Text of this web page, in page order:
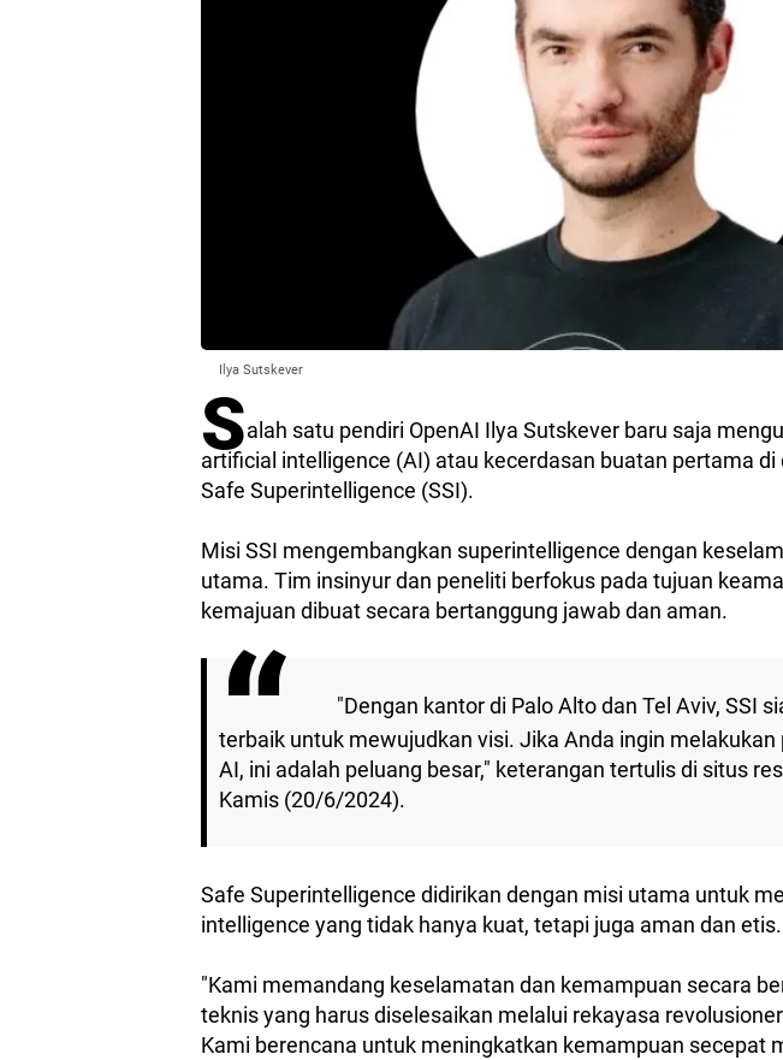
Ilya Sutskever
Salah satu pendiri OpenAI Ilya Sutskever baru saja
artificial intelligence (AI) atau kecerdasan buatan pertama
Safe Superintelligence (SSI).
Misi SSI mengembangkan superintelligence dengan
utama. Tim insinyur dan peneliti berfokus pada tujuan
kemajuan dibuat secara bertanggung jawab dan aman.
"Dengan kantor di Palo Alto dan Tel Aviv, SSI
terbaik untuk mewujudkan visi. Jika Anda ingin melakukan
AI, ini adalah peluang besar," keterangan tertulis di situs
Kamis (20/6/2024).
Safe Superintelligence didirikan dengan misi utama untuk
intelligence yang tidak hanya kuat, tetapi juga aman dan etis.
"Kami memandang keselamatan dan kemampuan secara
teknis yang harus diselesaikan melalui rekayasa
Kami berencana untuk meningkatkan kemampuan secepat